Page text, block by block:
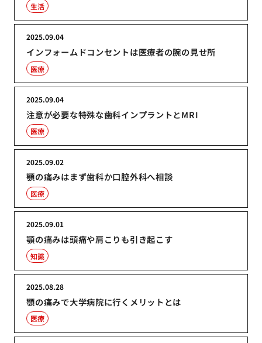
生活
インフォームドコンセントは医療者の腕の見せ所
2025.09.04
医療
注意が必要な特殊な歯科インプラントとMRI
2025.09.04
医療
顎の痛みはまず歯科か口腔外科へ相談
2025.09.02
医療
顎の痛みは頭痛や肩こりも引き起こす
2025.09.01
知識
顎の痛みで大学病院に行くメリットとは
2025.08.28
医療